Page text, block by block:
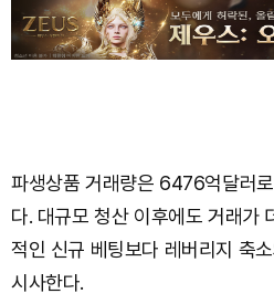
파생상품 거래량은 6476억달러
다. 대규모 청산 이후에도 거래가
적인 신규 베팅보다 레버리지 축
시사한다.